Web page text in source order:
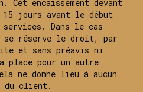
Cet encaissement devant
jours avant le début
Dans le cas
réserve le droit, par
et sans préavis ni
pour un autre
ne donne lieu à aucun
du client.